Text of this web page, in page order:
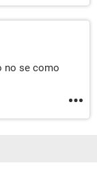
no se como